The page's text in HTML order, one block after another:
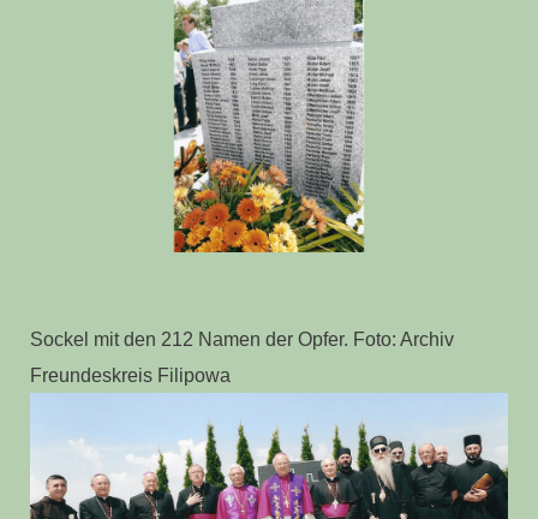
Sockel mit den 212 Namen der Opfer. Foto: Archiv
Freundeskreis Filipowa